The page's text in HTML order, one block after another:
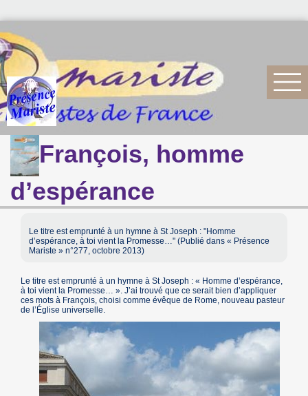
François, homme
d’espérance
Le titre est emprunté à un hymne à St Joseph : "Homme
d’espérance, à toi vient la Promesse…" (Publié dans « Présence
Mariste » n°277, octobre 2013)
Le titre est emprunté à un hymne à St Joseph : « Homme d’espérance,
à toi vient la Promesse… ». J’ai trouvé que ce serait bien d’appliquer
ces mots à François, choisi comme évêque de Rome, nouveau pasteur
de l’Église universelle.